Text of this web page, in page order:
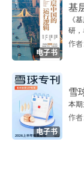
电子书
基
《
研
的
作
电子书
雪
本期
作